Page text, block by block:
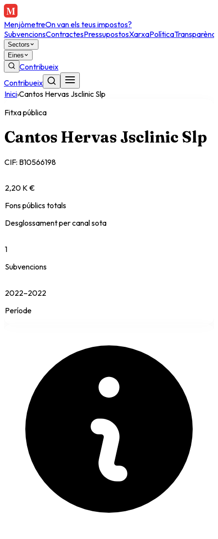
MenjòmetreOn van els teus impostos?
SubvencionsContractesPressupostosXarxaPolítica
Sectors
Eines
Contribueix
Contribueix
Inici›Cantos Hervas Jsclinic Slp
Fitxa pública
Cantos Hervas Jsclinic Slp
CIF: B10566198
2,20 K €
Fons públics totals
Desglossament per canal sota
1
Subvencions
2022–2022
Període